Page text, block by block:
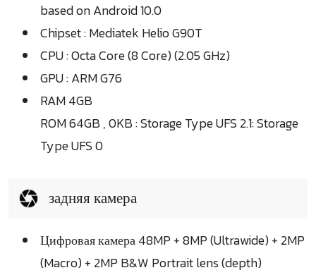
based on Android 10.0
Chipset : Mediatek Helio G90T
CPU : Octa Core (8 Core) (2.05 GHz)
GPU : ARM G76
RAM 4GB
ROM 64GB , 0KB : Storage Type UFS 2.1: Storage
Type UFS 0
задняя камера
Цифровая камера 48MP + 8MP (Ultrawide) + 2MP
(Macro) + 2MP B&W Portrait lens (depth)